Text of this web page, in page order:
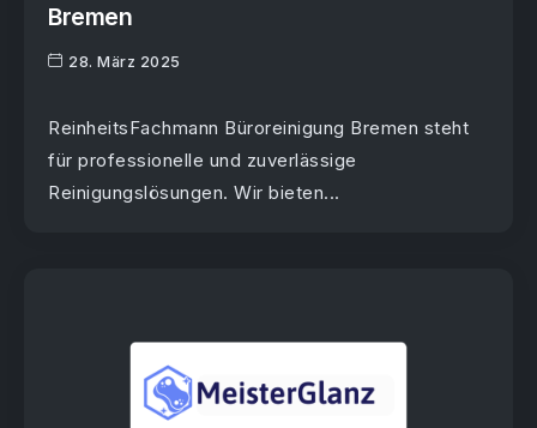
Bremen
28. März 2025
ReinheitsFachmann Büroreinigung Bremen steht
für professionelle und zuverlässige
Reinigungslösungen. Wir bieten...